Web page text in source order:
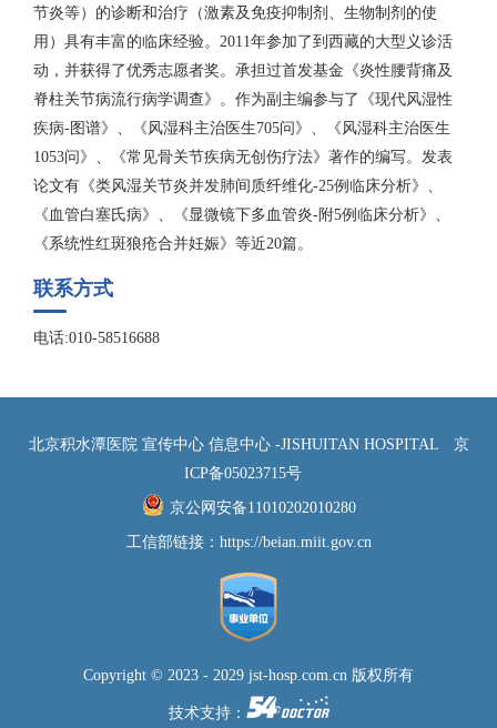
节炎等）的诊断和治疗（激素及免疫抑制剂、生物制剂的使
用）具有丰富的临床经验。2011年参加了到西藏的大型义诊活
动，并获得了优秀志愿者奖。承担过首发基金《炎性腰背痛及
脊柱关节病流行病学调查》。作为副主编参与了《现代风湿性
疾病-图谱》、《风湿科主治医生705问》、《风湿科主治医生
1053问》、《常见骨关节疾病无创伤疗法》著作的编写。发表
论文有《类风湿关节炎并发肺间质纤维化-25例临床分析》、
《血管白塞氏病》、《显微镜下多血管炎-附5例临床分析》、
《系统性红斑狼疮合并妊娠》等近20篇。
联系方式
电话:010-58516688
北京积水潭医院 宣传中心 信息中心 -JISHUITAN HOSPITAL
京
ICP备05023715号
京公网安备11010202010280
工信部链接： https://beian.miit.gov.cn
Copyright © 2023 - 2029 jst-hosp.com.cn 版权所有
技术支持：